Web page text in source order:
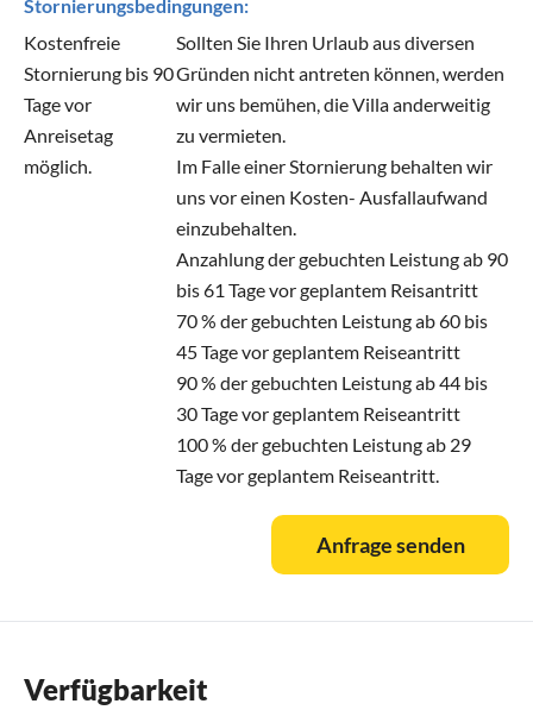
Stornierungsbedingungen:
Kostenfreie
Stornierung bis 90
Tage vor
Anreisetag
möglich.
Sollten Sie Ihren Urlaub aus diversen
Gründen nicht antreten können, werden
wir uns bemühen, die Villa anderweitig
zu vermieten.
Im Falle einer Stornierung behalten wir
uns vor einen Kosten- Ausfallaufwand
einzubehalten.
Anzahlung der gebuchten Leistung ab 90
bis 61 Tage vor geplantem Reisantritt
70 % der gebuchten Leistung ab 60 bis
45 Tage vor geplantem Reiseantritt
90 % der gebuchten Leistung ab 44 bis
30 Tage vor geplantem Reiseantritt
100 % der gebuchten Leistung ab 29
Anfrage senden
Verfügbarkeit